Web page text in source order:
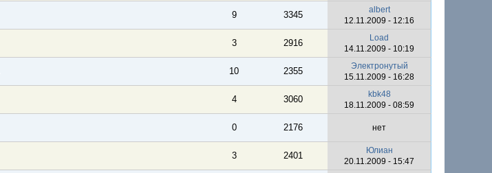
9 3345
albert
12.11.2009 - 12:16
3 2916
Load
14.11.2009 - 10:19
10 2355
Электронутый
15.11.2009 - 16:28
4 3060
kbk48
18.11.2009 - 08:59
0 2176 нет
3 2401
Юлиан
20.11.2009 - 15:47